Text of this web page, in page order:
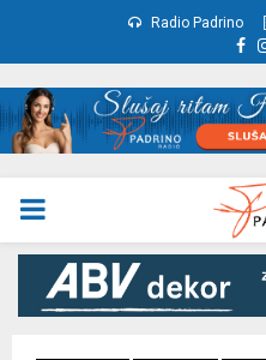
Radio Padrino
PRIMARY
MENU